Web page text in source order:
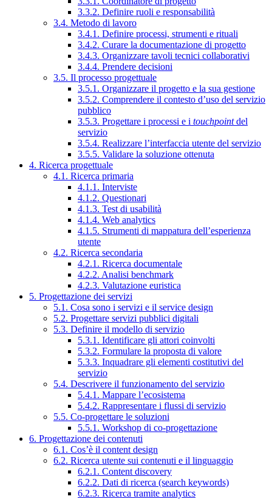
3.3.2. Definire ruoli e responsabilità
3.4. Metodo di lavoro
3.4.1. Definire processi, strumenti e rituali
3.4.2. Curare la documentazione di progetto
3.4.3. Organizzare tavoli tecnici collaborativi
3.4.4. Prendere decisioni
3.5. Il processo progettuale
3.5.1. Organizzare il progetto e la sua gestione
3.5.2. Comprendere il contesto d’uso del servizio
pubblico
3.5.3. Progettare i processi e i touchpointdel
servizio
3.5.4. Realizzare l’interfaccia utente del servizio
3.5.5. Validare la soluzione ottenuta
4. Ricerca progettuale
4.1. Ricerca primaria
4.1.1. Interviste
4.1.2. Questionari
4.1.3. Test di usabilità
4.1.4. Web analytics
4.1.5. Strumenti di mappatura dell’esperienza
utente
4.2. Ricerca secondaria
4.2.1. Ricerca documentale
4.2.2. Analisi benchmark
4.2.3. Valutazione euristica
5. Progettazione dei servizi
5.1. Cosa sono i servizi e il service design
5.2. Progettare servizi pubblici digitali
5.3. Definire il modello di servizio
5.3.1. Identificare gli attori coinvolti
5.3.2. Formulare la proposta di valore
5.3.3. Inquadrare gli elementi costitutivi del
servizio
5.4. Descrivere il funzionamento del servizio
5.4.1. Mappare l’ecosistema
5.4.2. Rappresentare i flussi di servizio
5.5. Co-progettare le soluzioni
5.5.1. Workshop di co-progettazione
6. Progettazione dei contenuti
6.1. Cos’è il content design
6.2. Ricerca utente sui contenuti e il linguaggio
6.2.1. Content discovery
6.2.2. Dati di ricerca (search keywords)
6.2.3. Ricerca tramite analytics